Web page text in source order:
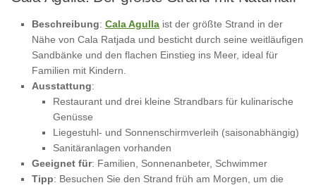
Beschreibung: Cala Agulla ist der größte Strand in der
Nähe von Cala Ratjada und besticht durch seine weitläufigen
Sandbänke und den flachen Einstieg ins Meer, ideal für
Familien mit Kindern.
Ausstattung:
Restaurant und drei kleine Strandbars für kulinarische
Genüsse
Liegestuhl- und Sonnenschirmverleih (saisonabhängig)
Sanitäranlagen vorhanden
Geeignet für: Familien, Sonnenanbeter, Schwimmer
Tipp: Besuchen Sie den Strand früh am Morgen, um die